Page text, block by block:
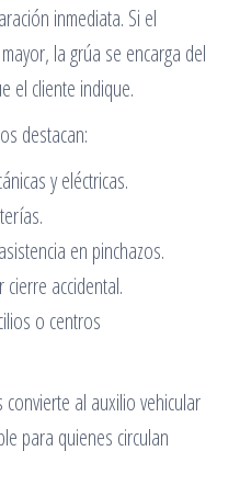
inmediata. Si el
la grúa se encarga del
el cliente indique.
destacan:
y eléctricas.
en pinchazos.
accidental.
o centros
al auxilio vehicular
para quienes circulan